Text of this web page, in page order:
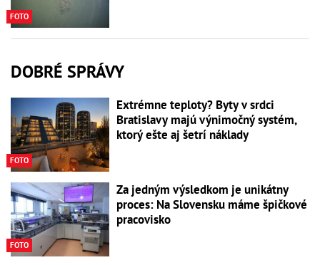
FOTO
DOBRÉ SPRÁVY
FOTO
Extrémne teploty? Byty v srdci
Bratislavy majú výnimočný systém,
ktorý ešte aj šetrí náklady
FOTO
Za jedným výsledkom je unikátny
proces: Na Slovensku máme špičkové
pracovisko